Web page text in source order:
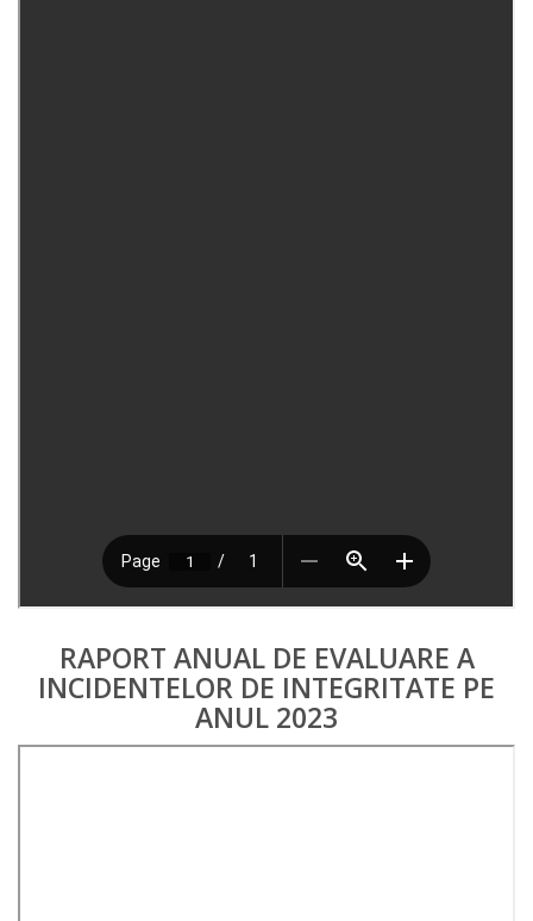
RAPORT ANUAL DE EVALUARE A
INCIDENTELOR DE INTEGRITATE PE
ANUL 2023